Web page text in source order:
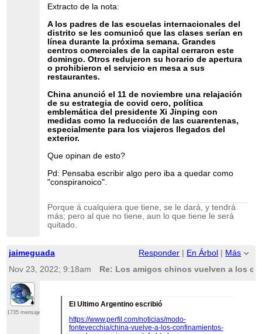
Extracto de la nota:
A los padres de las escuelas internacionales del
distrito se les comunicó que las clases serían en
línea durante la próxima semana. Grandes
centros comerciales de la capital cerraron este
domingo. Otros redujeron su horario de apertura
o prohibieron el servicio en mesa a sus
restaurantes.
China anunció el 11 de noviembre una relajación
de su estrategia de covid cero, política
emblemática del presidente Xi Jinping con
medidas como la reducción de las cuarentenas,
especialmente para los viajeros llegados del
exterior.
Que opinan de esto?
Pd: Pensaba escribir algo pero iba a quedar como
"conspiranoico".
Porque á cualquiera que tiene, se le dará, y tendrá
más; pero al que no tiene, aun lo que tiene le será
quitado.
jaimeguada Responder En Árbol
Más
Nov 23, 2022; 9:18am
Re: Los amigos chinos vuelven a los
1735 mensajes
El Ultimo Argentino escribió
https://www.perfil.com/noticias/modo-
fontevecchia/china-vuelve-a-los-confinamientos-